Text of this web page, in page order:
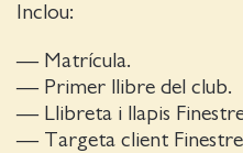
Inclou:
— Matrícula.
— Primer llibre del club.
— Llibreta i llapis
— Targeta client